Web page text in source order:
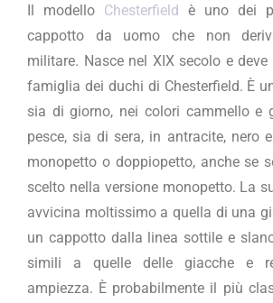
Il modello Chesterfield è uno dei
cappotto da uomo che non
militare. Nasce nel XIX secolo e
famiglia dei duchi di Chesterfield. È
sia di giorno, nei colori cammello e
pesce, sia di sera, in antracite, nero
monopetto o doppiopetto, anche se
scelto nella versione monopetto. La
avvicina moltissimo a quella di una
un cappotto dalla linea sottile e
simili a quelle delle giacche e
ampiezza. È probabilmente il più